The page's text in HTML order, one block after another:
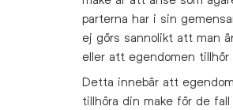
parterna har i sin
ej görs sannolikt att man
eller att egendomen tillhör
Detta innebär att
tillhöra din make för de